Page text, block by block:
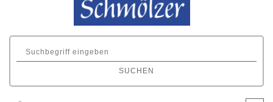
SUCHEN